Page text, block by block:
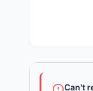
Can't